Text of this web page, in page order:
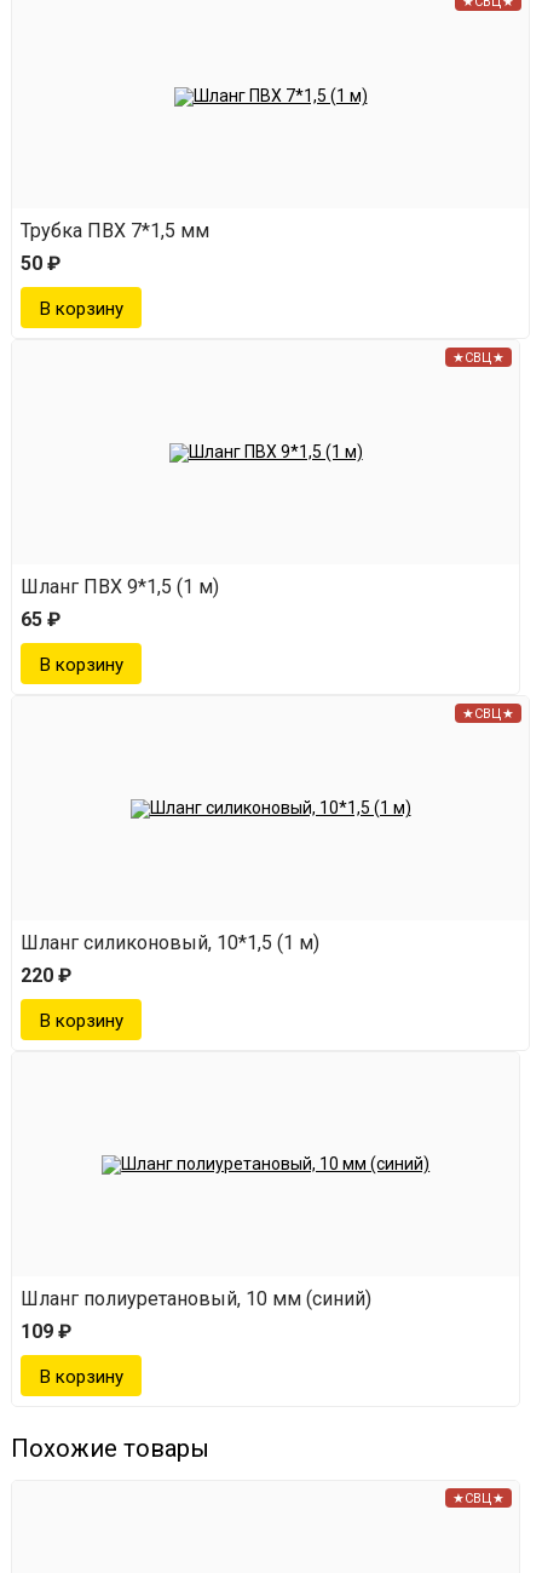
Трубка ПВХ 7*1,5 мм
50 ₽
★СВЦ★
Шланг ПВХ 9*1,5 (1 м)
65 ₽
★СВЦ★
Шланг силиконовый, 10*1,5 (1 м)
220 ₽
Шланг полиуретановый, 10 мм (синий)
109 ₽
Похожие товары
★СВЦ★